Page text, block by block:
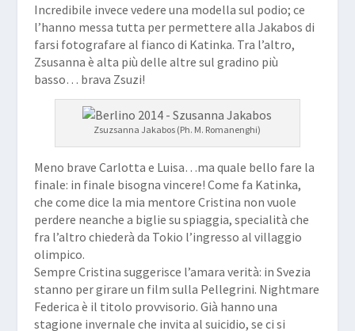
Incredibile invece vedere una modella sul podio; ce
l’hanno messa tutta per permettere alla Jakabos di
farsi fotografare al fianco di Katinka. Tra l’altro,
Zsusanna è alta più delle altre sul gradino più
basso… brava Zsuzi!
Zsuzsanna Jakabos (Ph. M. Romanenghi)
Meno brave Carlotta e Luisa…ma quale bello fare la
finale: in finale bisogna vincere! Come fa Katinka,
che come dice la mia mentore Cristina non vuole
perdere neanche a biglie su spiaggia, specialità che
fra l’altro chiederà da Tokio l’ingresso al villaggio
olimpico.
Sempre Cristina suggerisce l’amara verità: in Svezia
stanno per girare un film sulla Pellegrini. Nightmare
Federica è il titolo provvisorio. Già hanno una
stagione invernale che invita al suicidio, se ci si